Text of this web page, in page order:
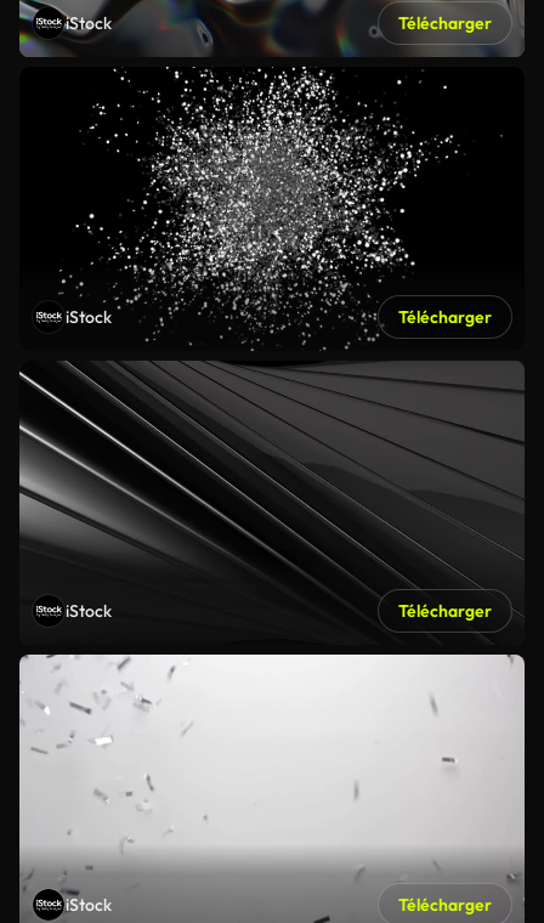
iStock Télécharger
iStock Télécharger
iStock Télécharger
iStock Télécharger